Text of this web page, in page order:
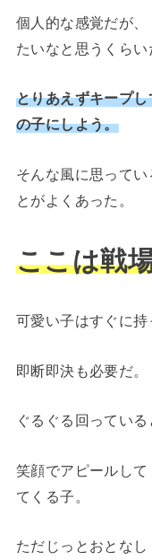
個人的な感覚だが
たいなと思うくらい
とりあえずキープ
の子にしよう。
そんな風に思って
とがよくあった。
ここは戦
可愛い子はすぐに持
即断即決も必要だ。
ぐるぐる回っている
笑顔でアピールし
てくる子。
ただじっとおとなし